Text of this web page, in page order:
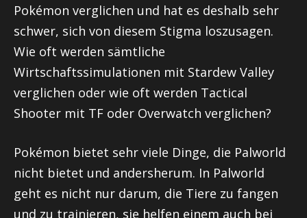
Pokémon verglichen und hat es deshalb sehr
schwer, sich von diesem Stigma loszusagen.
Wie oft werden sämtliche
Wirtschaftssimulationen mit Stardew Valley
verglichen oder wie oft werden Tactical
Shooter mit TF oder Overwatch verglichen?
Pokémon bietet sehr viele Dinge, die Palworld
nicht bietet und andersherum. In Palworld
geht es nicht nur darum, die Tiere zu fangen
und zu trainieren, sie helfen einem auch bei